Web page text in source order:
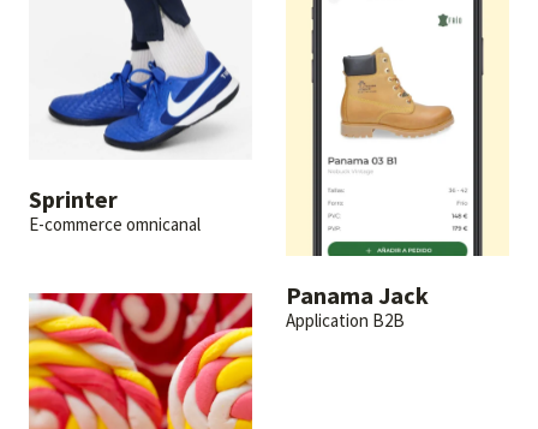
Sprinter
E-commerce omnicanal
Panama Jack
Application B2B